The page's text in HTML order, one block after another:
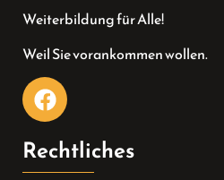
Weiterbildung für Alle!
Weil Sie vorankommen wollen.
Rechtliches